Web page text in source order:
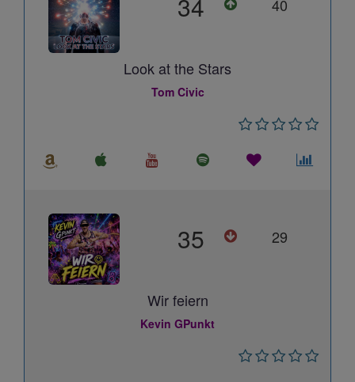
40
Look at the Stars
Tom Civic
35 29
Wir feiern
Kevin GPunkt